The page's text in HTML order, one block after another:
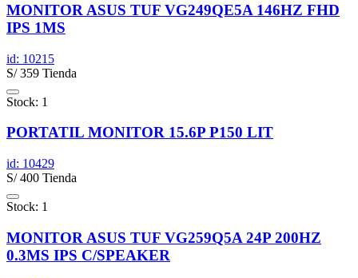
MONITOR ASUS TUF VG249QE5A 146HZ FHD
IPS 1MS
id: 10215
S/ 359 Tienda
Stock: 1
PORTATIL MONITOR 15.6P P150 LIT
id: 10429
S/ 400 Tienda
Stock: 1
MONITOR ASUS TUF VG259Q5A 24P 200HZ
0.3MS IPS C/SPEAKER